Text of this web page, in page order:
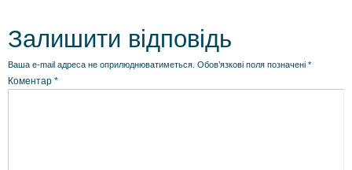
Залишити відповідь
Ваша e-mail адреса не оприлюднюватиметься. Обов’язкові поля позначені *
Коментар *